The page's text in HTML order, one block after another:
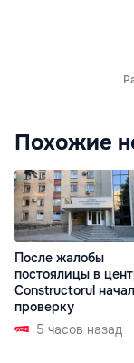
Похожие
После жалобы
постоялицы в
Constructorul
проверку
5 часов назад